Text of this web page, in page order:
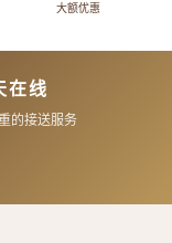
大额优惠
在线
的接送服务